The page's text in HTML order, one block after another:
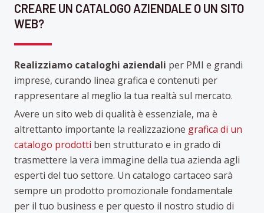
CREARE UN CATALOGO AZIENDALE O UN SITO
WEB?
Realizziamo cataloghi aziendali per PMI e grandi
imprese, curando linea grafica e contenuti per
rappresentare al meglio la tua realtà sul mercato.
Avere un sito web di qualità è essenziale, ma è
altrettanto importante la realizzazione grafica di un
catalogo prodotti ben strutturato e in grado di
trasmettere la vera immagine della tua azienda agli
esperti del tuo settore. Un catalogo cartaceo sarà
sempre un prodotto promozionale fondamentale
per il tuo business e per questo il nostro studio di